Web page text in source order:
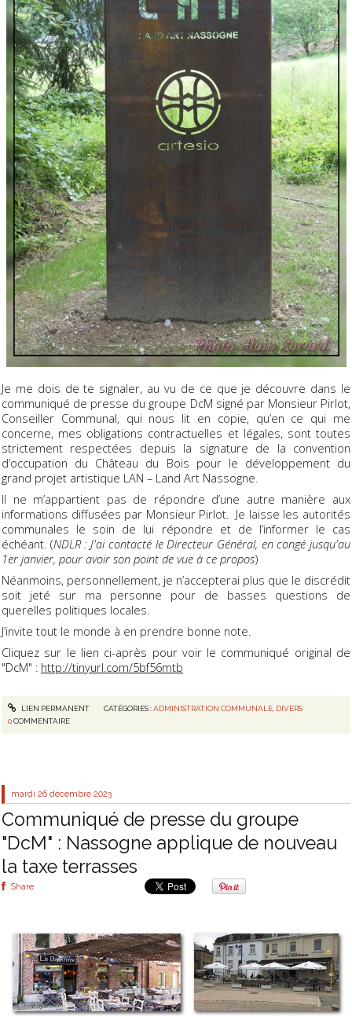
Je me dois de te signaler, au vu de ce que je découvre dans le
communiqué de presse du groupe DcM signé par Monsieur Pirlot,
Conseiller Communal, qui nous lit en copie, qu’en ce qui me
concerne, mes obligations contractuelles et légales, sont toutes
strictement respectées depuis la signature de la convention
d’occupation du Château du Bois pour le développement du
grand projet artistique LAN – Land Art Nassogne.
Il ne m’appartient pas de répondre d’une autre manière aux
informations diffusées par Monsieur Pirlot. Je laisse les autorités
communales le soin de lui répondre et de l’informer le cas
échéant. (NDLR : J'ai contacté le Directeur Général, en congé jusqu'au
1er janvier, pour avoir son point de vue à ce propos)
Néanmoins, personnellement, je n’accepterai plus que le discrédit
soit jeté sur ma personne pour de basses questions de
querelles politiques locales.
J’invite tout le monde à en prendre bonne note.
Cliquez sur le lien ci-après pour voir le communiqué original de
"DcM" : http://tinyurl.com/5bf56mtb
LIEN PERMANENT CATÉGORIES :ADMINISTRATION COMMUNALE, DIVERS
0COMMENTAIRE
mardi 26 décembre 2023
Communiqué de presse du groupe
"DcM" : Nassogne applique de nouveau
la taxe terrasses
Share